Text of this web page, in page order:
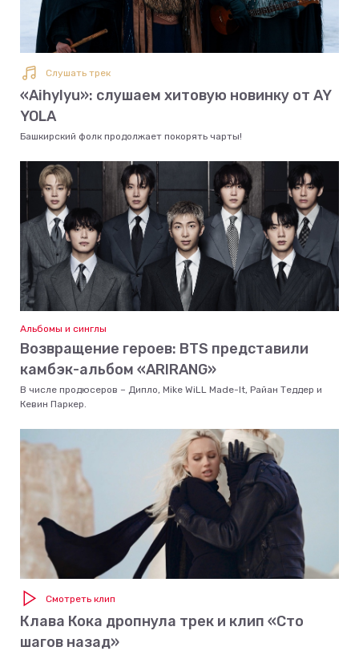
Слушать трек
«Aihylyu»: слушаем хитовую новинку от AY
YOLA
Башкирский фолк продолжает покорять чарты!
Альбомы и синглы
Возвращение героев: BTS представили
камбэк-альбом «ARIRANG»
В числе продюсеров – Дипло, Mike WiLL Made-It, Райан Теддер и
Кевин Паркер.
Смотреть клип
Клава Кока дропнула трек и клип «Сто
шагов назад»